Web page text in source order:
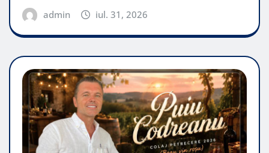
admin iul. 31, 2026